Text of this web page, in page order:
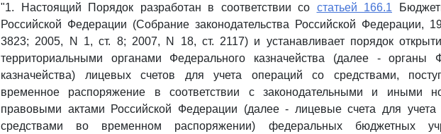
"1. Настоящий Порядок разработан в соответствии со статьей 166.1
Российской Федерации (Собрание законодательства Российской Федерации,
3823; 2005, N 1, ст. 8; 2007, N 18, ст. 2117) и устанавливает порядок
территориальными органами Федерального казначейства (далее - органы
казначейства) лицевых счетов для учета операций со средствами,
временное распоряжение в соответствии с законодательными и иными
правовыми актами Российской Федерации (далее - лицевые счета для учета
средствами во временном распоряжении) федеральных бюджетных